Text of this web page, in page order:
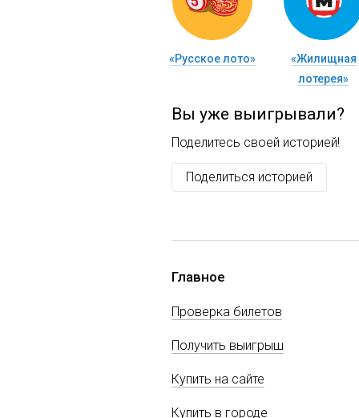
«Русское лото»
«Жилищная
лотерея»
Вы уже выигрывали?
Поделитесь своей историей!
Поделиться историей
Главное
Проверка билетов
Получить выигрыш
Купить на сайте
Купить в городе